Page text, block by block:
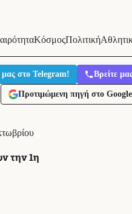
ΚόσμοςΠολιτική
μας στο Telegram! Βρείτε
Προτιμώμενη πηγή στο Google
την 1η